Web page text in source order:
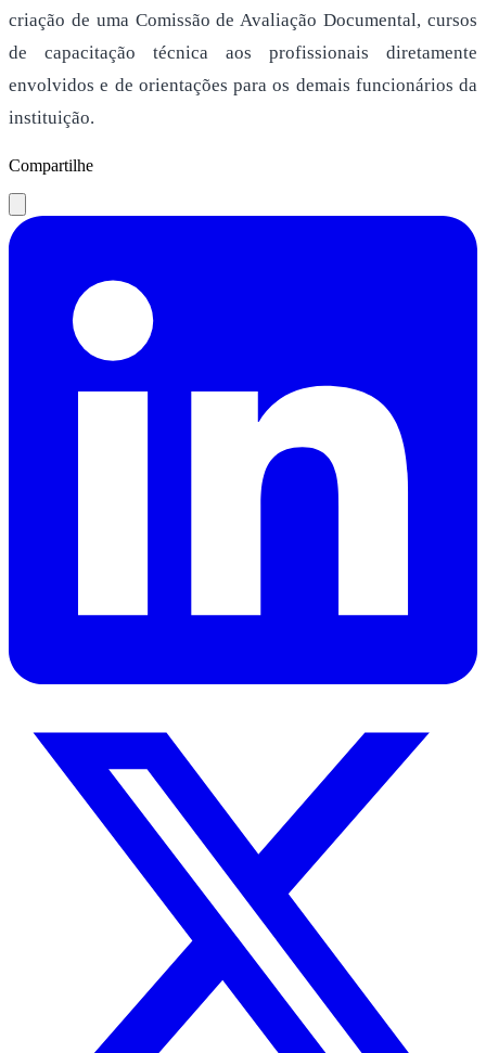
criação de uma Comissão de Avaliação Documental, cursos
de capacitação técnica aos profissionais diretamente
envolvidos e de orientações para os demais funcionários da
instituição.
Compartilhe